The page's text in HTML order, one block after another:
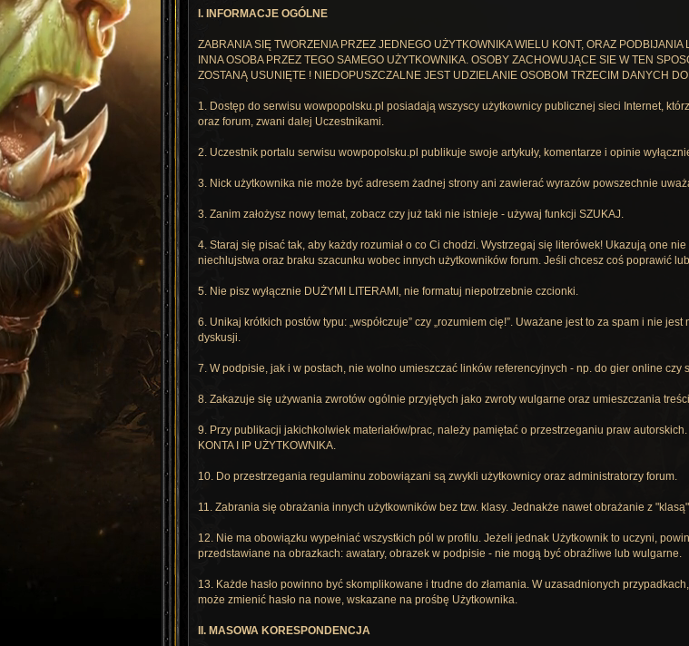
I. INFORMACJE OGÓLNE
ZABRANIA SIĘ TWORZENIA PRZEZ JEDNEGO UŻYTKOWNIKA WIELU KONT, ORAZ
INNA OSOBA PRZEZ TEGO SAMEGO UŻYTKOWNIKA. OSOBY ZACHOWUJĄCE SIE W TEN
ZOSTANĄ USUNIĘTE ! NIEDOPUSZCZALNE JEST UDZIELANIE OSOBOM TRZECIM DANYCH
1. Dostęp do serwisu wowpopolsku.pl posiadają wszyscy użytkownicy publicznej sieci Internet,
oraz forum, zwani dalej Uczestnikami.
2. Uczestnik portalu serwisu wowpopolsku.pl publikuje swoje artykuły, komentarze i opinie
3. Nick użytkownika nie może być adresem żadnej strony ani zawierać wyrazów powszechnie
3. Zanim założysz nowy temat, zobacz czy już taki nie istnieje - używaj funkcji SZUKAJ.
4. Staraj się pisać tak, aby każdy rozumiał o co Ci chodzi. Wystrzegaj się literówek! Ukazują one
niechlujstwa oraz braku szacunku wobec innych użytkowników forum. Jeśli chcesz coś poprawić
5. Nie pisz wyłącznie DUŻYMI LITERAMI, nie formatuj niepotrzebnie czcionki.
6. Unikaj krótkich postów typu: „współczuje” czy „rozumiem cię!”. Uważane jest to za spam i nie
dyskusji.
7. W podpisie, jak i w postach, nie wolno umieszczać linków referencyjnych - np. do gier online czy
8. Zakazuje się używania zwrotów ogólnie przyjętych jako zwroty wulgarne oraz umieszczania
9. Przy publikacji jakichkolwiek materiałów/prac, należy pamiętać o przestrzeganiu praw
KONTA I IP UŻYTKOWNIKA.
10. Do przestrzegania regulaminu zobowiązani są zwykli użytkownicy oraz administratorzy forum.
11. Zabrania się obrażania innych użytkowników bez tzw. klasy. Jednakże nawet obrażanie z
12. Nie ma obowiązku wypełniać wszystkich pól w profilu. Jeżeli jednak Użytkownik to uczyni,
przedstawiane na obrazkach: awatary, obrazek w podpisie - nie mogą być obraźliwe lub wulgarne.
13. Każde hasło powinno być skomplikowane i trudne do złamania. W uzasadnionych
może zmienić hasło na nowe, wskazane na prośbę Użytkownika.
II. MASOWA KORESPONDENCJA